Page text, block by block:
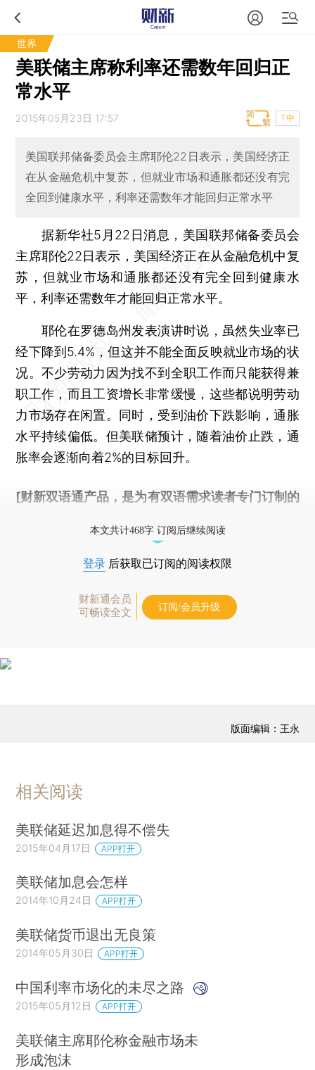
世界
美联储主席称利率还需数年回归正
常水平
2015年05月23日 17:57 T中
美国联邦储备委员会主席耶伦22日表示，美国经济正
在从金融危机中复苏，但就业市场和通胀都还没有完
全回到健康水平，利率还需数年才能回归正常水平
据新华社5月22日消息，美国联邦储备委员会
主席耶伦22日表示，美国经济正在从金融危机中复
苏，但就业市场和通胀都还没有完全回到健康水
平，利率还需数年才能回归正常水平。
耶伦在罗德岛州发表演讲时说，虽然失业率已
经下降到5.4%，但这并不能全面反映就业市场的状
况。不少劳动力因为找不到全职工作而只能获得兼
职工作，而且工资增长非常缓慢，这些都说明劳动
力市场存在闲置。同时，受到油价下跌影响，通胀
水平持续偏低。但美联储预计，随着油价止跌，通
胀率会逐渐向着2%的目标回升。
[财新双语通产品，是为有双语需求读者专门订制的
本文共计468字 订阅后继续阅读
登录 后获取已订阅的阅读权限
财新通会员
可畅读全文
订阅/会员升级
版面编辑：王永
相关阅读
美联储延迟加息得不偿失
2015年04月17日 APP打开
美联储加息会怎样
2014年10月24日 APP打开
美联储货币退出无良策
2014年05月30日 APP打开
中国利率市场化的未尽之路
2015年05月12日 APP打开
美联储主席耶伦称金融市场未
形成泡沫